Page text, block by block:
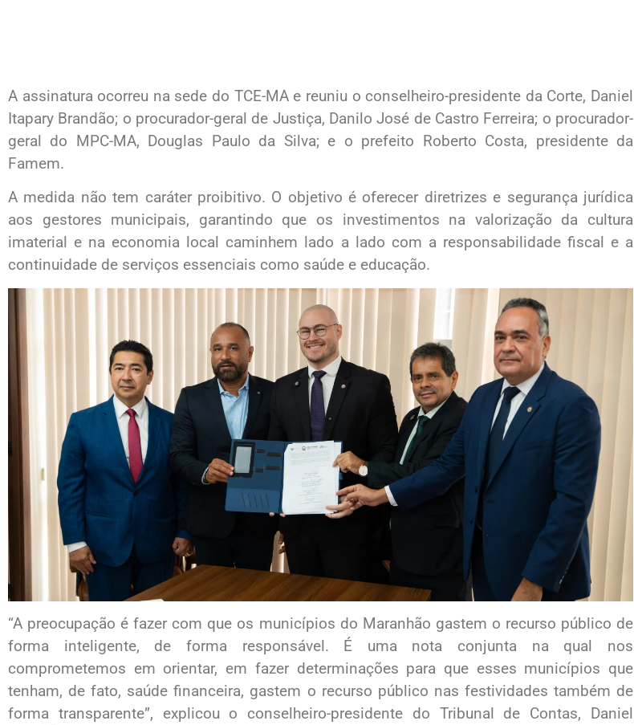
A assinatura ocorreu na sede do TCE-MA e reuniu o conselheiro-presidente da Corte, Daniel
Itapary Brandão; o procurador-geral de Justiça, Danilo José de Castro Ferreira; o procurador-
geral do MPC-MA, Douglas Paulo da Silva; e o prefeito Roberto Costa, presidente da
Famem.
A medida não tem caráter proibitivo. O objetivo é oferecer diretrizes e segurança jurídica
aos gestores municipais, garantindo que os investimentos na valorização da cultura
imaterial e na economia local caminhem lado a lado com a responsabilidade fiscal e a
continuidade de serviços essenciais como saúde e educação.
“A preocupação é fazer com que os municípios do Maranhão gastem o recurso público de
forma inteligente, de forma responsável. É uma nota conjunta na qual nos
comprometemos em orientar, em fazer determinações para que esses municípios que
tenham, de fato, saúde financeira, gastem o recurso público nas festividades também de
forma transparente”, explicou o conselheiro-presidente do Tribunal de Contas, Daniel